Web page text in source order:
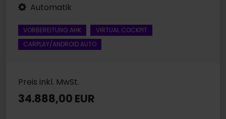
Automatik
VORBEREITUNG AHK
VIRTUAL COCKPIT
CARPLAY/ANDROID AUTO
Preis inkl. MwSt.
34.888,00 EUR